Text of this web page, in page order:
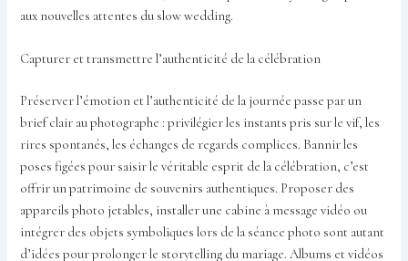
aux nouvelles attentes du slow wedding.
Capturer et transmettre l’authenticité de la célébration
Préserver l’émotion et l’authenticité de la journée passe par un
brief clair au photographe : privilégier les instants pris sur le vif, les
rires spontanés, les échanges de regards complices. Bannir les
poses figées pour saisir le véritable esprit de la célébration, c’est
offrir un patrimoine de souvenirs authentiques. Proposer des
appareils photo jetables, installer une cabine à message vidéo ou
intégrer des objets symboliques lors de la séance photo sont autant
d’idées pour prolonger le storytelling du mariage. Albums et vidéos